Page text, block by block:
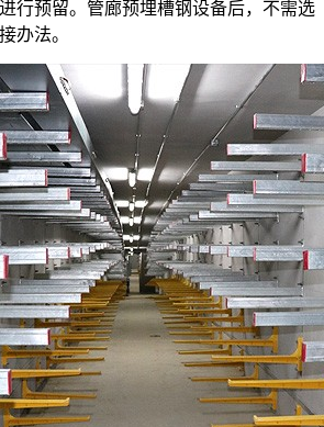
行预留。管廊预埋槽钢设备后，不需选
办法。